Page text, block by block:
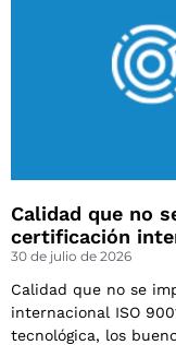
Calidad que no
certificación
30 de julio de 2026
Calidad que no se
internacional ISO
tecnológica, los